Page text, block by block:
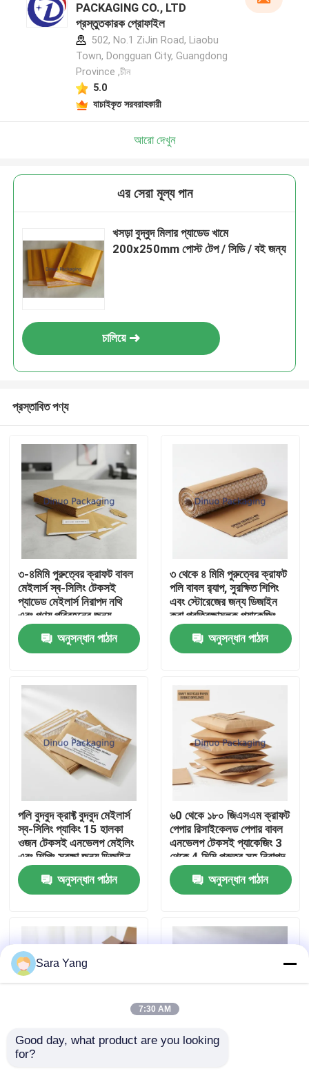
বাড়ি
পণ্য
আমাদের সম্পর্কে
কারখানা ভ্রমণ
আমাদের সাথে যোগাযোগ করুন
মামলা
PACKAGING CO., LTD
প্রস্তুতকারক প্রোফাইল
502, No.1 ZiJin Road, Liaobu
Town, Dongguan City, Guangdong
Province ,চীন
5.0
যাচাইকৃত সরবরাহকারী
আরো দেখুন
এর সেরা মূল্য পান
খসড়া বুদ্বুদ মিলার প্যাডেড খামে
200x250mm পোস্ট টেপ / সিডি / বই জন্য
চালিয়ে
প্রস্তাবিত পণ্য
৩-৪মিমি পুরুত্বের ক্রাফট বাবল
মেইলার্স স্ব-সিলিং টেকসই
প্যাডেড মেইলার্স নিরাপদ নথি
এবং পণ্য পরিবহনের জন্য
উপযুক্ত
অনুসন্ধান পাঠান
৩ থেকে ৪ মিমি পুরুত্বের ক্রাফট
পলি বাবল র‍্যাপ, সুরক্ষিত শিপিং
এবং স্টোরেজের জন্য ডিজাইন
করা প্রতিরক্ষামূলক প্যাকেজিং
উপাদান
অনুসন্ধান পাঠান
পলি বুদবুদ ক্রাফ্ট বুদবুদ মেইলার্স
স্ব-সিলিং প্যাকিং 15 হালকা
ওজন টেকসই এনভেলপ মেইলিং
এবং শিপিং সুরক্ষা জন্য ডিজাইন
করা
অনুসন্ধান পাঠান
৬0 থেকে ১৮০ জিএসএম ক্রাফট
পেপার রিসাইকেলড পেপার বাবল
এনভেলপ টেকসই প্যাকেজিং 3
থেকে 4 মিমি পুরুত্ব সহ নিরাপদ
শিপিংয়ের জন্য উপযুক্ত
অনুসন্ধান পাঠান
৩ থেকে ৪ মিমি পুরুত্বের ক্রাফট
Sara Yang
7:30 AM
Good day, what product are you looking
for?